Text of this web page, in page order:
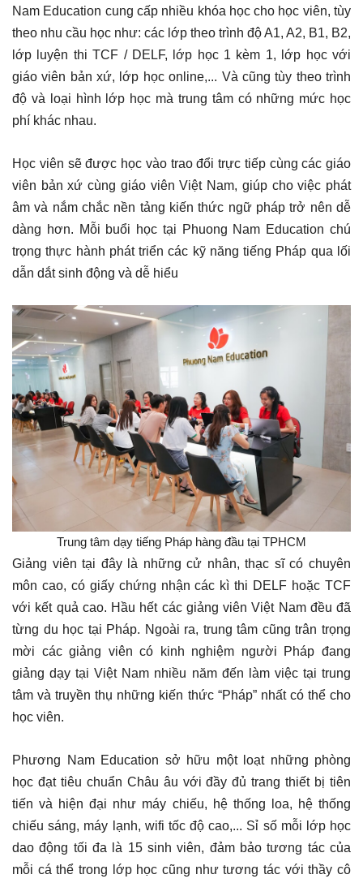
Nam Education cung cấp nhiều khóa học cho học viên, tùy
theo nhu cầu học như: các lớp theo trình độ A1, A2, B1, B2,
lớp luyện thi TCF / DELF, lớp học 1 kèm 1, lớp học với
giáo viên bản xứ, lớp học online,... Và cũng tùy theo trình
độ và loại hình lớp học mà trung tâm có những mức học
phí khác nhau.
Học viên sẽ được học vào trao đổi trực tiếp cùng các giáo
viên bản xứ cùng giáo viên Việt Nam, giúp cho việc phát
âm và nắm chắc nền tảng kiến thức ngữ pháp trở nên dễ
dàng hơn. Mỗi buổi học tại Phuong Nam Education chú
trọng thực hành phát triển các kỹ năng tiếng Pháp qua lối
dẫn dắt sinh động và dễ hiểu
Trung tâm dạy tiếng Pháp hàng đầu tại TPHCM
Giảng viên tại đây là những cử nhân, thạc sĩ có chuyên
môn cao, có giấy chứng nhận các kì thi DELF hoặc TCF
với kết quả cao. Hầu hết các giảng viên Việt Nam đều đã
từng du học tại Pháp. Ngoài ra, trung tâm cũng trân trọng
mời các giảng viên có kinh nghiệm người Pháp đang
giảng dạy tại Việt Nam nhiều năm đến làm việc tại trung
tâm và truyền thụ những kiến thức “Pháp” nhất có thể cho
học viên.
Phương Nam Education sở hữu một loạt những phòng
học đạt tiêu chuẩn Châu âu với đầy đủ trang thiết bị tiên
tiến và hiện đại như máy chiếu, hệ thống loa, hệ thống
chiếu sáng, máy lạnh, wifi tốc độ cao,... Sỉ số mỗi lớp học
dao động tối đa là 15 sinh viên, đảm bảo tương tác của
mỗi cá thể trong lớp học cũng như tương tác với thầy cô